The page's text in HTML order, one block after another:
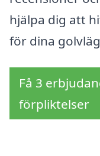
hjälpa dig att
för dina
Få 3
förpliktelser